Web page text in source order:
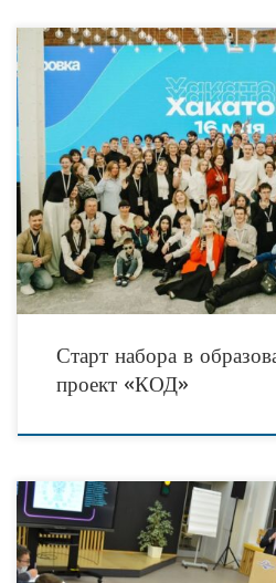
Уже пятый год Фонд поддержки
реализует благотворительный
поддержке национального проекта
более 800
Старт набора в
проект «КОД»